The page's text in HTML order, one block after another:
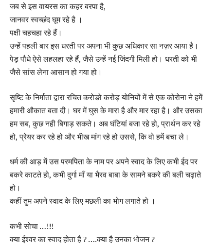
जब से इस वायरस का कहर बरपा है,
जानवर स्वच्छंद घूम रहे है ।
पक्षी चहचहा रहे हैं।
उन्हें पहली बार इस धरती पर अपना भी कुछ अधिकार सा नज़र आया है।
पेड़ पौधे ऐसे लहलहा रहे हैं, जैसे उन्हें नई जिंदगी मिली हो। धरती को भी
जैसे सांस लेना आसान हो गया हो।
सृष्टि के निर्माता द्वारा रचित करोङो करोड़ योनियों में से एक कोरोना ने हमें
हमारी औकात बता दी। घर में घुस के मारा है और मार रहा है। और उसका
हम सब, कुछ नही बिगाड़ सकते। अब घंटियां बजा रहे हो, प्रार्थन कर रहे
हो, प्रेयर कर रहे हो और भीख मांग रहे हो उससे, कि वो हमें बचा ले।
धर्म की आड़ में उस परमपिता के नाम पर अपने स्वाद के लिए कभी ईद पर
बकरे काटते हो, कभी दुर्गा माँ या भैरव बाबा के सामने बकरे की बली चढ़ाते
हो।
कहीं तुम अपने स्वाद के लिए मछली का भोग लगाते हो ।
कभी सोचा …!!!
क्या ईश्वर का स्वाद होता है ? ….क्या है उनका भोजन ?